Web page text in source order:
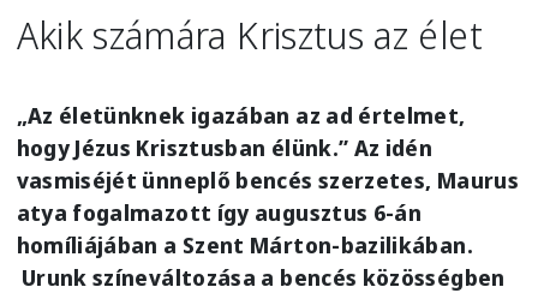
Akik számára Krisztus az élet
„Az életünknek igazában az ad értelmet,
hogy Jézus Krisztusban élünk.” Az idén
vasmiséjét ünneplő bencés szerzetes, Maurus
atya fogalmazott így augusztus 6-án
homíliájában a Szent Márton-bazilikában.
Urunk színeváltozása a bencés közösségben